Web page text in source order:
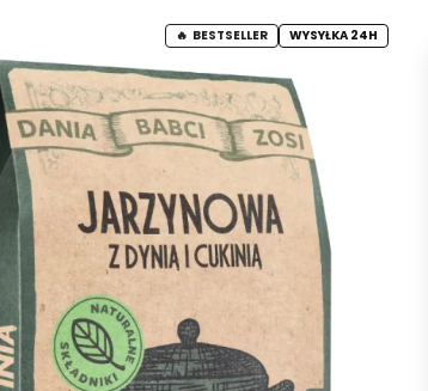
BESTSELLER WYSYŁKA 24H